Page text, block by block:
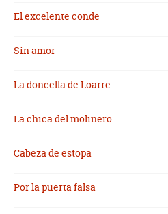
El excelente conde
Sin amor
La doncella de Loarre
La chica del molinero
Cabeza de estopa
Por la puerta falsa